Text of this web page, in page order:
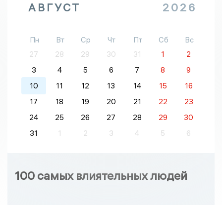
АВГУСТ 2026
Пн Вт Ср Чт Пт Сб
Вс
27
28 29 30 31 1
2
3
4 5 6 7 8
9
10
11 12 13 14 15
16
17
18 19 20 21 22
23
24
25 26 27 28 29
30
31
1 2 3 4 5 6
100 самых влиятельных людей